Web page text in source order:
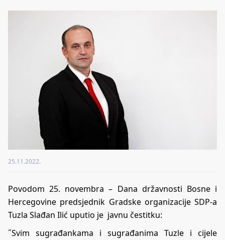
25.11.2022.
Povodom 25. novembra – Dana državnosti Bosne i
Hercegovine predsjednik Gradske organizacije SDP-a
Tuzla Slađan Ilić uputio je javnu čestitku:
˝Svim sugrađankama i sugrađanima Tuzle i cijele